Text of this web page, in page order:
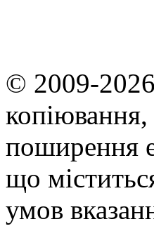
© 2009-
копiювання,
поширення
що
умов